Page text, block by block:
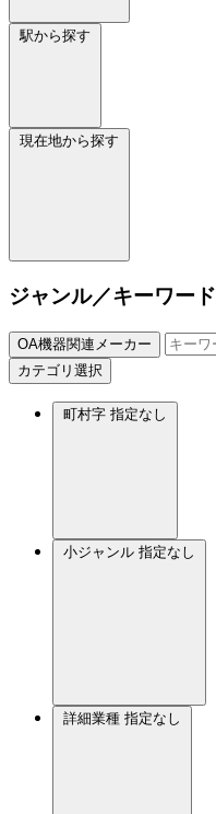
駅から探す
現在地から探す
ジャンル／キーワード
OA機器関連メーカー
カテゴリ選択
町村字 指定なし
小ジャンル 指定なし
詳細業種 指定なし